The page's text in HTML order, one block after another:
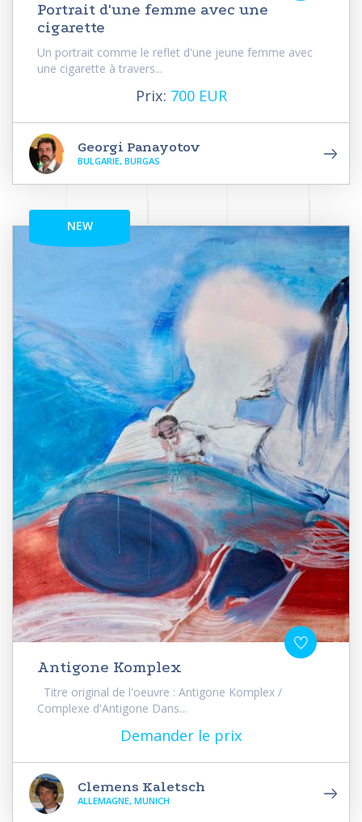
Portrait d'une femme avec une
cigarette
Un portrait comme le reflet d'une jeune femme avec
une cigarette à travers...
Prix: 700 EUR
Georgi Panayotov
BULGARIE, BURGAS
NEW
Antigone Komplex
Titre original de l'oeuvre : Antigone Komplex /
Complexe d'Antigone Dans...
Demander le prix
Clemens Kaletsch
ALLEMAGNE, MUNICH